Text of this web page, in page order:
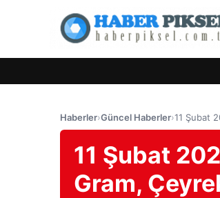
Haberler›Güncel Haberler›11 Şubat
11 Şubat
Gram,